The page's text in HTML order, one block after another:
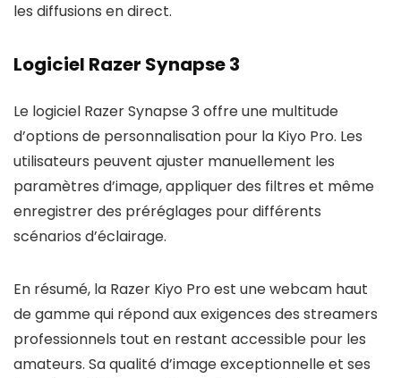
les diffusions en direct.
Logiciel Razer Synapse 3
Le logiciel Razer Synapse 3 offre une multitude
d’options de personnalisation pour la Kiyo Pro. Les
utilisateurs peuvent ajuster manuellement les
paramètres d’image, appliquer des filtres et même
enregistrer des préréglages pour différents
scénarios d’éclairage.
En résumé, la Razer Kiyo Pro est une webcam haut
de gamme qui répond aux exigences des streamers
professionnels tout en restant accessible pour les
amateurs. Sa qualité d’image exceptionnelle et ses